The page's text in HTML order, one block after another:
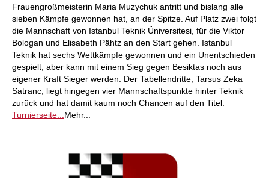
Frauengroßmeisterin Maria Muzychuk antritt und bislang alle
sieben Kämpfe gewonnen hat, an der Spitze. Auf Platz zwei folgt
die Mannschaft von Istanbul Teknik Üniversitesi, für die Viktor
Bologan und Elisabeth Pähtz an den Start gehen. Istanbul
Teknik hat sechs Wettkämpfe gewonnen und ein Unentschieden
gespielt, aber kann mit einem Sieg gegen Besiktas noch aus
eigener Kraft Sieger werden. Der Tabellendritte, Tarsus Zeka
Satranc, liegt hingegen vier Mannschaftspunkte hinter Teknik
zurück und hat damit kaum noch Chancen auf den Titel.
Turnierseite... Mehr...